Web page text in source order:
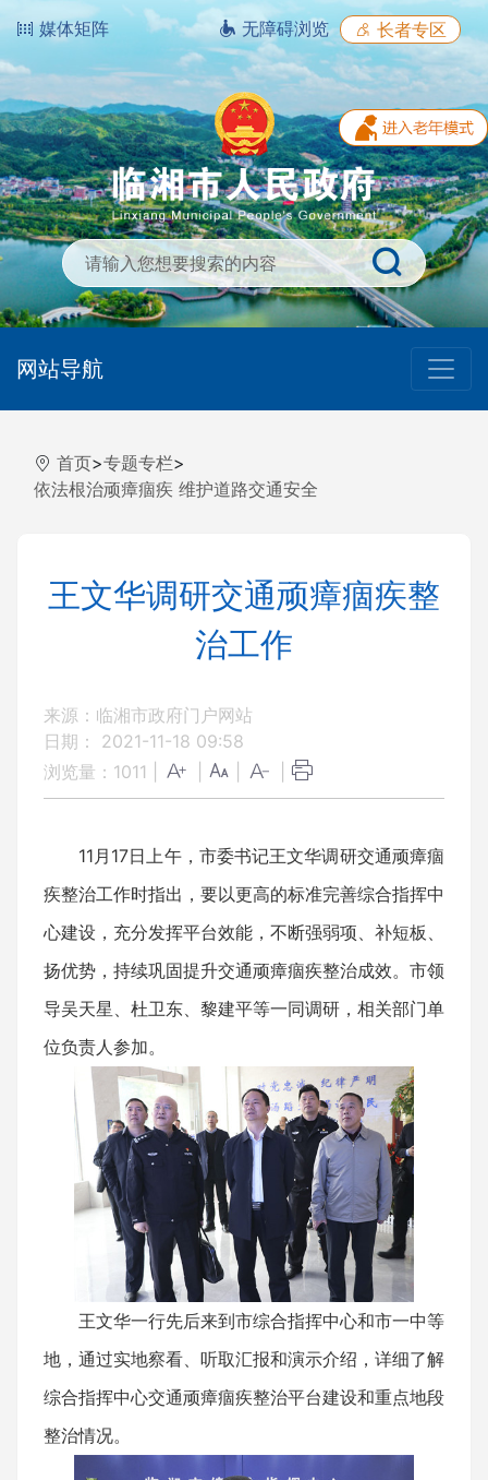
媒体矩阵 无障碍浏览 长者专区
网站导航
首页>专题专栏>
依法根治顽瘴痼疾 维护道路交通安全
王文华调研交通顽瘴痼疾整
治工作
来源：临湘市政府门户网站
日期： 2021-11-18 09:58
浏览量： 1011
11月17日上午，市委书记王文华调研交通顽瘴痼
疾整治工作时指出，要以更高的标准完善综合指挥中
心建设，充分发挥平台效能，不断强弱项、补短板、
扬优势，持续巩固提升交通顽瘴痼疾整治成效。市领
导吴天星、杜卫东、黎建平等一同调研，相关部门单
位负责人参加。
王文华一行先后来到市综合指挥中心和市一中等
地，通过实地察看、听取汇报和演示介绍，详细了解
综合指挥中心交通顽瘴痼疾整治平台建设和重点地段
整治情况。